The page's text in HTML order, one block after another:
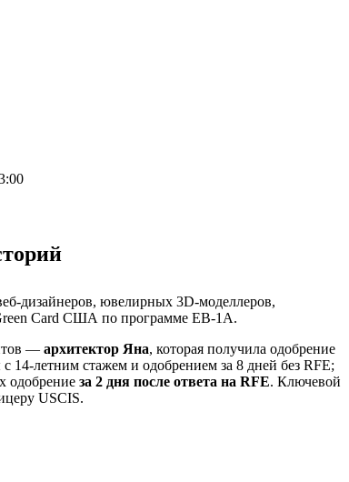
дизайнеров, ювелирных 3D-моделлеров,
Card США по программе EB-1A.
— архитектор Яна, которая получила одобрение
14-летним стажем и одобрением за 8 дней без RFE;
одобрение за 2 дня после ответа на RFE. Ключевой
USCIS.